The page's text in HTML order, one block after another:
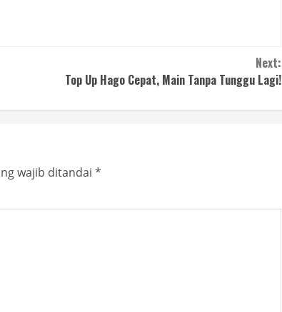
Next:
Top Up Hago Cepat, Main Tanpa Tunggu Lagi!
wajib ditandai *